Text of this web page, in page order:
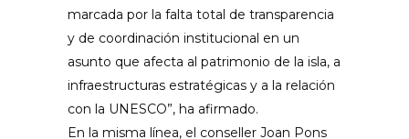
marcada por la falta total de transparencia
y de coordinación institucional en un
asunto que afecta al patrimonio de la isla, a
infraestructuras estratégicas y a la relación
con la UNESCO”, ha afirmado.
En la misma línea, el conseller Joan Pons